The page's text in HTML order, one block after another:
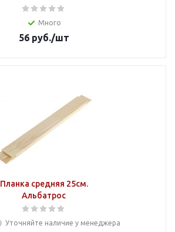
Много
56руб./шт
Планка средняя 25см.
Альбатрос
Уточняйте наличие у менеджера